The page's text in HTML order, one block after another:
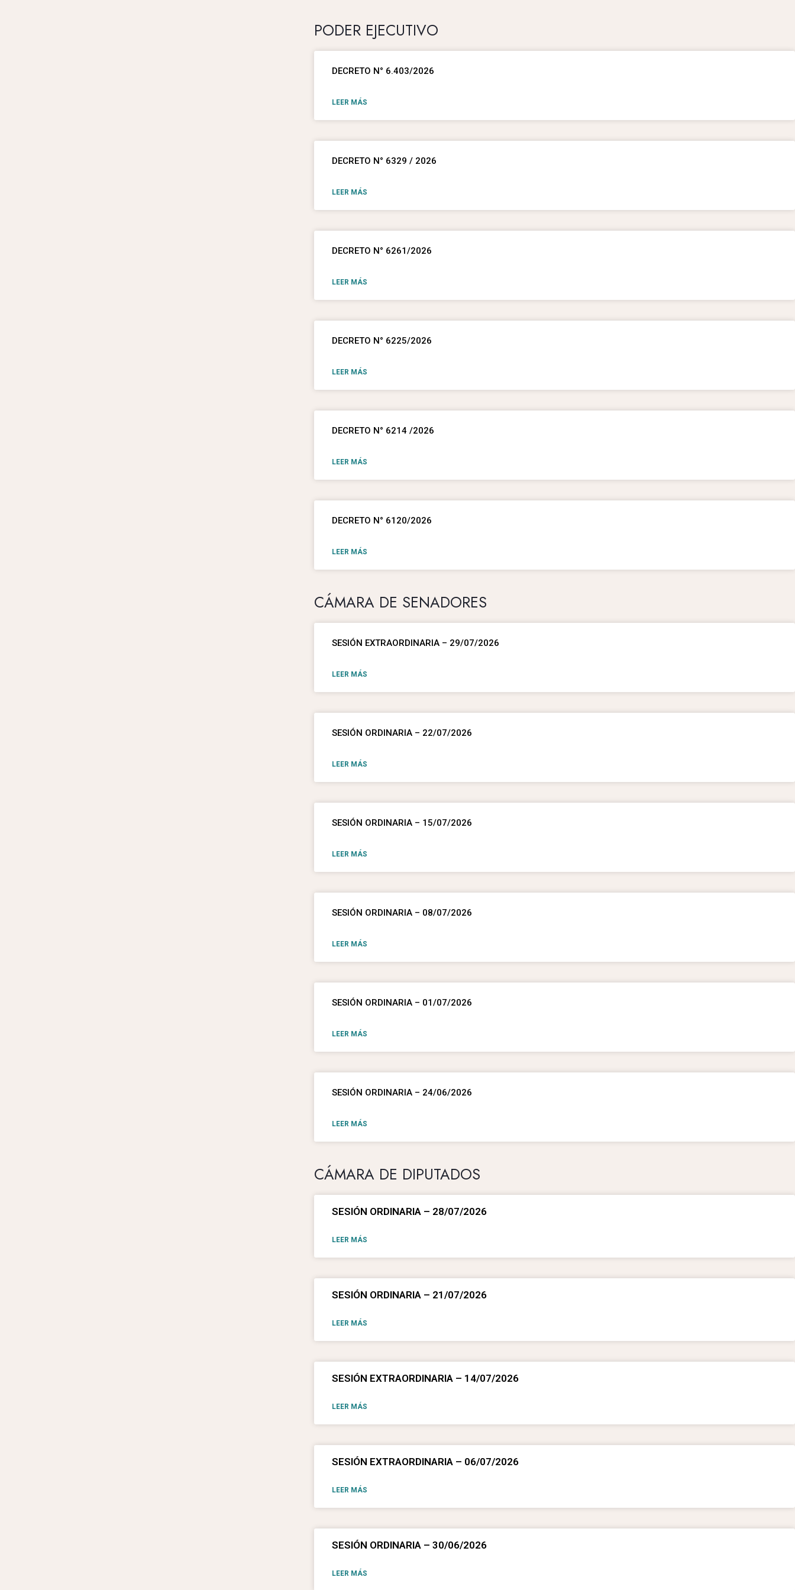
PODER EJECUTIVO
DECRETO N° 6.403/2026
LEER MÁS
DECRETO N° 6329 / 2026
LEER MÁS
DECRETO N° 6261/2026
LEER MÁS
DECRETO N° 6225/2026
LEER MÁS
DECRETO N° 6214 /2026
LEER MÁS
DECRETO N° 6120/2026
LEER MÁS
CÁMARA DE SENADORES
SESIÓN EXTRAORDINARIA – 29/07/2026
LEER MÁS
SESIÓN ORDINARIA – 22/07/2026
LEER MÁS
SESIÓN ORDINARIA – 15/07/2026
LEER MÁS
SESIÓN ORDINARIA – 08/07/2026
LEER MÁS
SESIÓN ORDINARIA – 01/07/2026
LEER MÁS
SESIÓN ORDINARIA – 24/06/2026
LEER MÁS
CÁMARA DE DIPUTADOS
SESIÓN ORDINARIA – 28/07/2026
LEER MÁS
SESIÓN ORDINARIA – 21/07/2026
LEER MÁS
SESIÓN EXTRAORDINARIA – 14/07/2026
LEER MÁS
SESIÓN EXTRAORDINARIA – 06/07/2026
LEER MÁS
SESIÓN ORDINARIA – 30/06/2026
LEER MÁS